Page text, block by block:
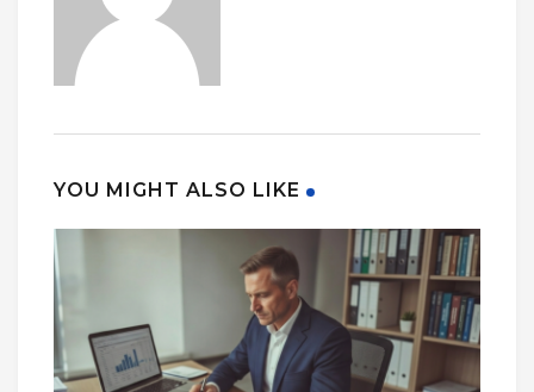
YOU MIGHT ALSO LIKE